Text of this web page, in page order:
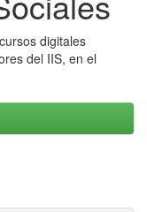
digitales
del IIS, en el